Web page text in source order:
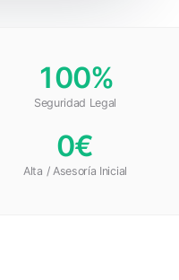
100%
Seguridad Legal
0€
Alta / Asesoría Inicial